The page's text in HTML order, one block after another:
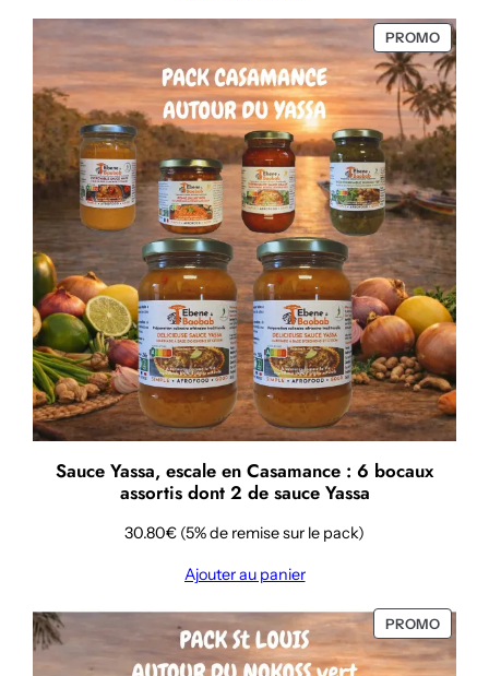
PROMO
EN
Sauce Yassa, escale en Casamance : 6 bocaux
assortis dont 2 de sauce Yassa
30.80€ (5% de remise sur le pack)
Ajouter au panier
PROMO
EN